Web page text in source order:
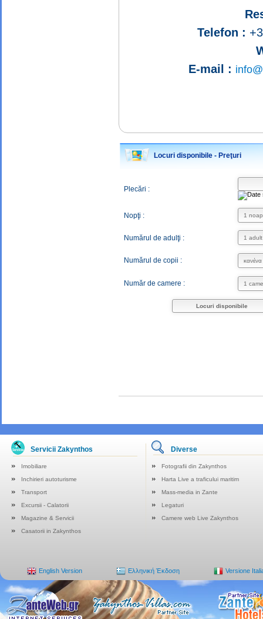
Telefon :
E-mail :
Locuri disponibile - Preţuri
Plecări :
Nopţi :
Numărul de adulţi :
Numărul de copii :
Număr de camere :
Locuri disponibile
Servicii Zakynthos Diverse
Imobiliare
Fotografii din Zakynthos
Inchirieri autoturisme
Harta Live a traficului maritim
Transport
Mass-media in Zante
Excursii - Calatorii
Legaturi
Magazine & Servicii
Camere web Live Zakynthos
Casatorii in Zakynthos
English Version Ελληνική Έκδοση Versione